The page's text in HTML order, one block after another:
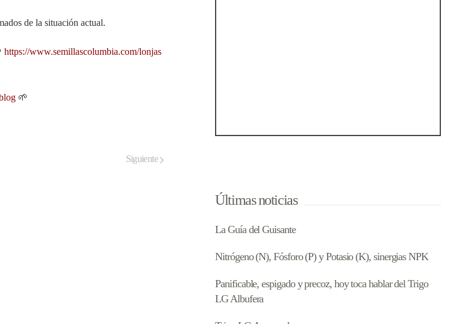
de la situación actual.
https://www.semillascolumbia.com/lonjas
🌱
Siguiente
Últimas noticias
La Guía del Guisante
Nitrógeno (N), Fósforo (P) y Potasio (K), sinergias NPK
Panificable, espigado y precoz, hoy toca hablar del Trigo
LG Albufera